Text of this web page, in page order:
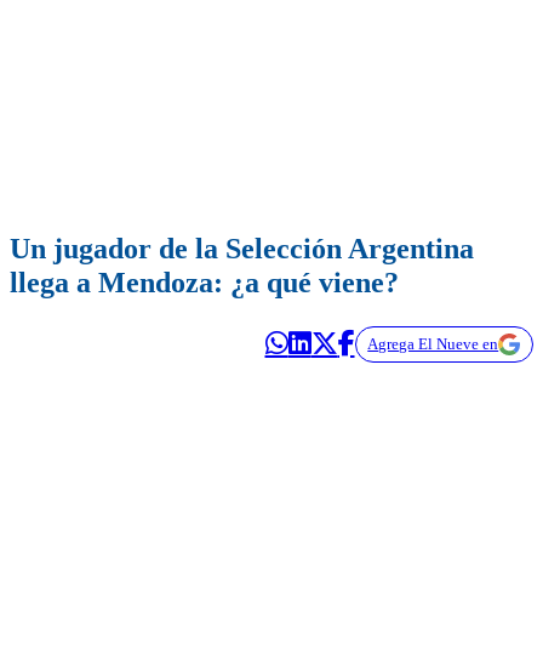
Un jugador de la Selección Argentina
llega a Mendoza: ¿a qué viene?
Agrega El Nueve en